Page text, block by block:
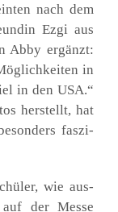
nach dem
Ezgi aus
Abby ergänzt:
in
in den USA.“
her­stellt, hat
fas­zi­
wie aus­
der Mes­se